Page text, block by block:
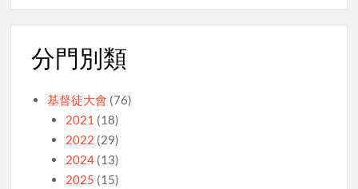
分門別類
基督徒大會 (76)
2021 (18)
2022 (29)
2024(13)
2025 (15)